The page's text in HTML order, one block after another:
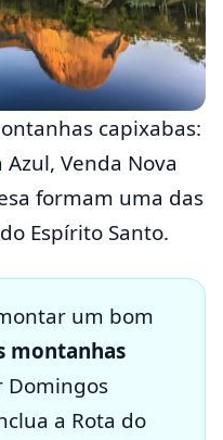
capixabas:
Venda Nova
formam uma das
Espírito Santo.
um bom
montanhas
Domingos
a Rota do